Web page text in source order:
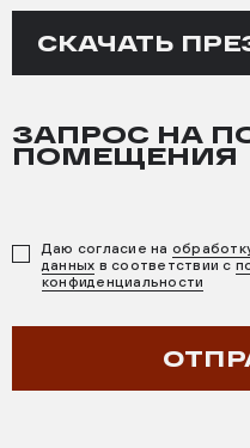
СКАЧАТЬ
ЗАПРОС НА
ПОМЕЩЕНИЯ
Даю согласие на
данных в соответствии с
конфиденциальности